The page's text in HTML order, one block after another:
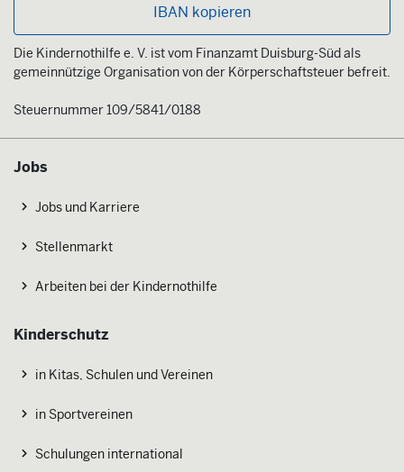
IBAN kopieren
Die Kindernothilfe e. V. ist vom Finanzamt Duisburg-Süd als
gemeinnützige Organisation von der Körperschaftsteuer befreit.
Steuernummer 109/5841/0188
Jobs
Jobs und Karriere
Stellenmarkt
Arbeiten bei der Kindernothilfe
Kinderschutz
in Kitas, Schulen und Vereinen
in Sportvereinen
Schulungen international